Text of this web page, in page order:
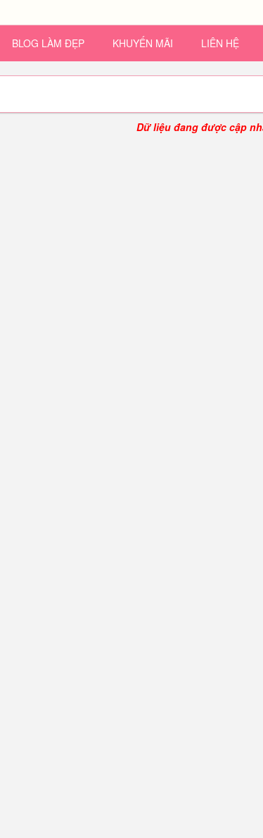
BLOG LÀM ĐẸP KHUYẾN MÃI LIÊN HỆ
Dữ liệu đang được cập